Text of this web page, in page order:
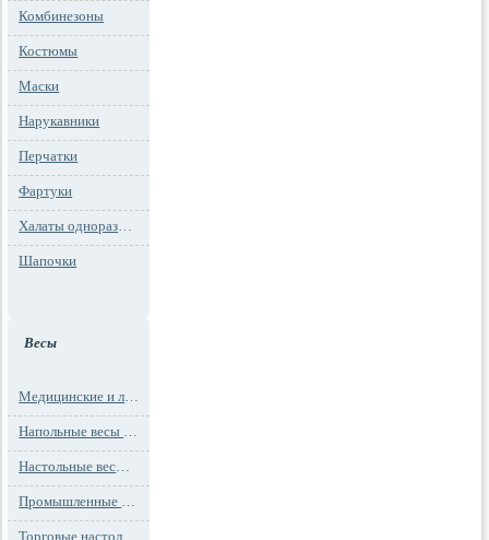
Комбинезоны
Костюмы
Маски
Нарукавники
Перчатки
Фартуки
Халаты одноразовые
Шапочки
Весы
Медицинские и лабораторные весы
Напольные весы MAX до 1000 кг (до 1 т)
Настольные весы для фасовки MAX до 30 кг
Промышленные весы (до 100 тонн)
Торговые настольные весы MAX до 30 кг